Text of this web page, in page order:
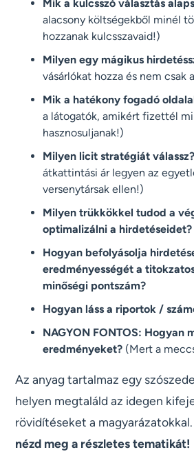
Mik a kulcsszó választás
alacsony költségekből minél
hozzanak kulcsszavaid!)
Milyen egy mágikus
vásárlókat hozza és nem csak
Mik a hatékony fogadó
a látogatók, amikért fizettél
hasznosuljanak!)
Milyen licit stratégiát válassz?
átkattintási ár legyen az
versenytársak ellen!)
Milyen trükkökkel tudod a
optimalizálni a hirdetéseidet?
Hogyan befolyásolja
eredményességét a
minőségi pontszám?
Hogyan láss a riportok /
NAGYON FONTOS: Hogyan
eredményeket? (Mert a
Az anyag tartalmaz egy
helyen megtaláld az idegen
rövidítéseket a
nézd meg a részletes tematikát!